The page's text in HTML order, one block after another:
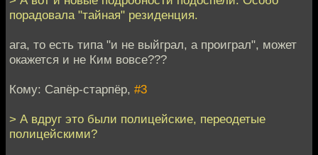
порадовала "тайная" резиденция.
ага, то есть типа "и не выйграл, а проиграл", может
окажется и не Ким вовсе???
Кому: Сапёр-старпёр, #3
> А вдруг это были полицейские, переодетые
полицейскими?